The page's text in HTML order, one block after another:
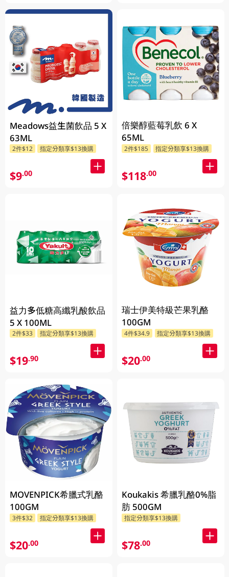
Meadows益生菌飲品 5 X
63ML
2件$12 指定分類享$13換購
$9.00
益力多低糖高纖乳酸飲品
5 X 100ML
2件$33 指定分類享$13換購
$19.90
MOVENPICK希臘式乳酪
100GM
3件$32 指定分類享$13換購
$20.00
倍樂醇藍莓乳飲 6 X
65ML
2件$185 指定分類享$13換購
$118.00
瑞士伊美特級芒果乳酪
100GM
4件$34.9 指定分類享$13換購
$20.00
Koukakis 希臘乳酪0%脂
肪 500GM
指定分類享$13換購
$78.00